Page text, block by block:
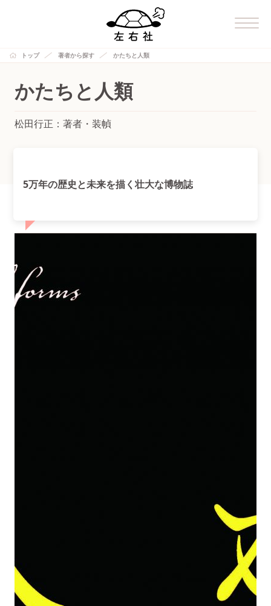
トップ 著者から探す かたちと人類
かたちと人類
松田行正：著者・装幀
5万年の歴史と未来を描く壮大な博物誌